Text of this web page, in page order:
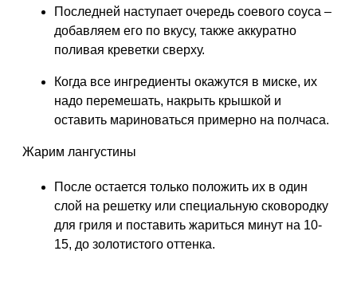
Последней наступает очередь соевого соуса –
добавляем его по вкусу, также аккуратно
поливая креветки сверху.
Когда все ингредиенты окажутся в миске, их
надо перемешать, накрыть крышкой и
оставить мариноваться примерно на полчаса.
Жарим лангустины
После остается только положить их в один
слой на решетку или специальную сковородку
для гриля и поставить жариться минут на 10-
15, до золотистого оттенка.